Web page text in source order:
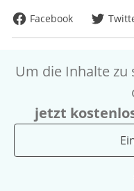
Facebook
Um die Inhalte zu
jetzt